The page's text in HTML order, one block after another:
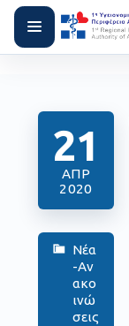
21
ΑΠΡ
2020
Νέα
-Αν
ακο
ινώ
σεις